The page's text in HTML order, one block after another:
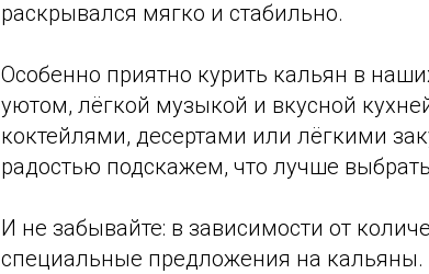
раскрывался мягко и стабильно.
Особенно приятно курить кальян в
уютом, лёгкой музыкой и вкусной
коктейлями, десертами или лёгкими
радостью подскажем, что лучше
И не забывайте: в зависимости от
специальные предложения на